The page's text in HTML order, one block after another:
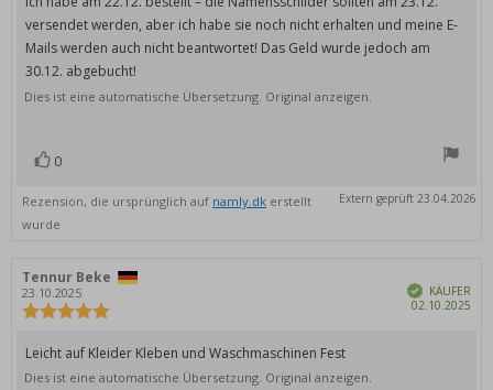
5
Sternen
versendet werden, aber ich habe sie noch nicht erhalten und meine E-
Mails werden auch nicht beantwortet! Das Geld wurde jedoch am
30.12. abgebucht!
Dies ist eine automatische Übersetzung. Original anzeigen.
Stimme
0
Rezension, die ursprünglich auf namly.dk erstellt
wurde
Extern geprüft 23.04.2026
Autor
der
Rezension:
Tennur Beke
23.10.2025
von
5
Sternen
Verifiziert
KÄUFER
02.10.2025
Rezensionstext:
Leicht auf Kleider Kleben und Waschmaschinen Fest
Dies ist eine automatische Übersetzung. Original anzeigen.